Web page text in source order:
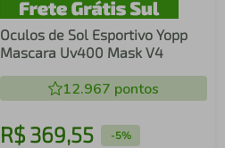
Oculos de Sol Esportivo Yopp
Mascara Uv400 Mask V4
12.967 pontos
R$369,55 -5%